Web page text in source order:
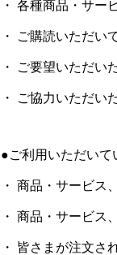
・ 各種商品・サー
・ ご購読いただい
・ ご要望いただい
・ ご協力いただい
●ご利用いただいて
・ 商品・サービス
・ 商品・サービス
・ 皆さまが注文さ